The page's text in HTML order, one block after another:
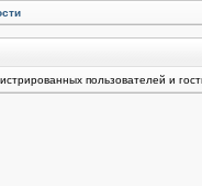
пользователей и